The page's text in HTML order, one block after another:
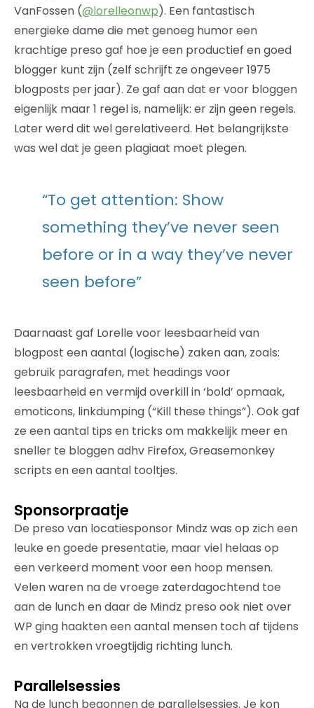
VanFossen (@lorelleonwp). Een fantastisch
energieke dame die met genoeg humor een
krachtige preso gaf hoe je een productief en goed
blogger kunt zijn (zelf schrijft ze ongeveer 1975
blogposts per jaar). Ze gaf aan dat er voor bloggen
eigenlijk maar 1 regel is, namelijk: er zijn geen regels.
Later werd dit wel gerelativeerd. Het belangrijkste
was wel dat je geen plagiaat moet plegen.
“To get attention: Show
something they’ve never seen
before or in a way they’ve never
seen before”
Daarnaast gaf Lorelle voor leesbaarheid van
blogpost een aantal (logische) zaken aan, zoals:
gebruik paragrafen, met headings voor
leesbaarheid en vermijd overkill in ‘bold’ opmaak,
emoticons, linkdumping (“Kill these things”). Ook gaf
ze een aantal tips en tricks om makkelijk meer en
sneller te bloggen adhv Firefox, Greasemonkey
scripts en een aantal tooltjes.
Sponsorpraatje
De preso van locatiesponsor Mindz was op zich een
leuke en goede presentatie, maar viel helaas op
een verkeerd moment voor een hoop mensen.
Velen waren na de vroege zaterdagochtend toe
aan de lunch en daar de Mindz preso ook niet over
WP ging haakten een aantal mensen toch af tijdens
en vertrokken vroegtijdig richting lunch.
Parallelsessies
Na de lunch begonnen de parallelsessies. Je kon